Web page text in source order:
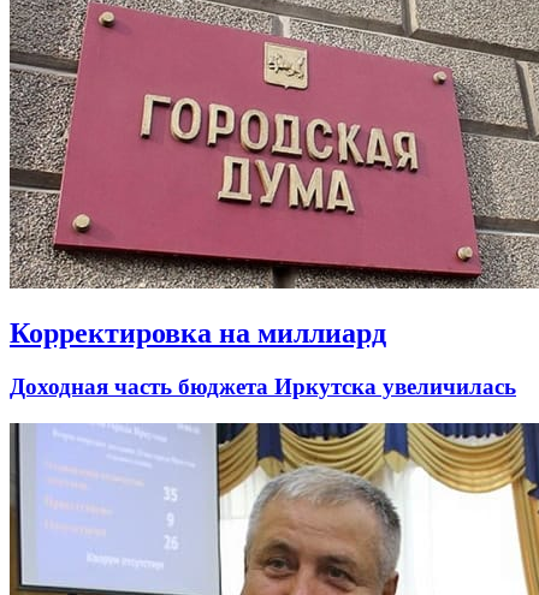
Корректировка на миллиард
Доходная часть бюджета Иркутска увеличилась